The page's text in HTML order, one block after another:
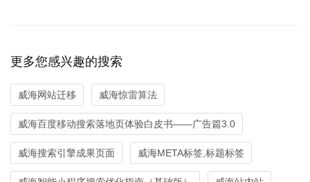
更多您感兴趣的搜索
威海网站迁移 威海惊雷算法
威海百度移动搜索落地页体验白皮书——广告篇3.0
威海搜索引擎成果页面 威海META标签,标题标签